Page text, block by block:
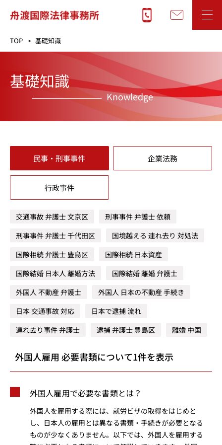
TOP 基礎知識
基礎知識
Knowledge
民事・刑事事件 企業法務
行政事件
交通事故 弁護士 文京区
刑事事件 弁護士 依頼
刑事事件 弁護士 千代田区
国境越える 連れ去り 対処法
国際相続 弁護士 豊島区
国際相続 日本資産
国際結婚 日本人 離婚方法
国際結婚 離婚 弁護士
外国人 不動産 弁護士
外国人 日本の不動産 手続き
日本 交通事故 対応
日本で逮捕 流れ
連れ去り事件 弁護士
逮捕 弁護士 豊島区 離婚 中国
外国人雇用 必要書類について1件を表示
外国人雇用で必要な書類とは？
外国人を雇用する際には、就労ビザの取得をはじめと
し、日本人の雇用とは異なる書類・手続きが必要となる
ものが少なくありません。以下では、外国人を雇用する